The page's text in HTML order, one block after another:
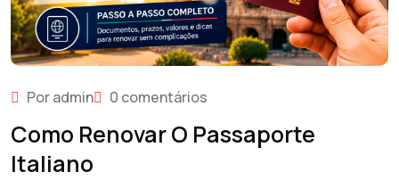
Por admin 0 comentários
Como Renovar O Passaporte
Italiano